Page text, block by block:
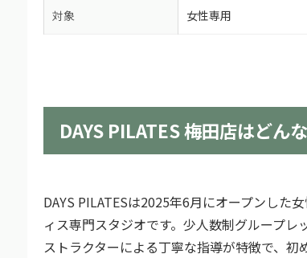
対象 女性専用
DAYS PILATES 梅田店はどん
DAYS PILATESは2025年6月にオープンした
ィス専門スタジオです。少人数制グループレ
ストラクターによる丁寧な指導が特徴で、初